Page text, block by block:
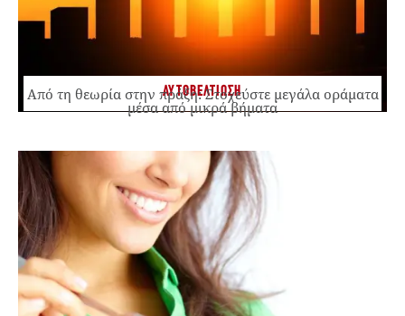
ΑΥΤΟΒΕΛΤΙΩΣΗ
Από τη θεωρία στην πράξη: Στοχεύστε μεγάλα οράματα
μέσα από μικρά βήματα